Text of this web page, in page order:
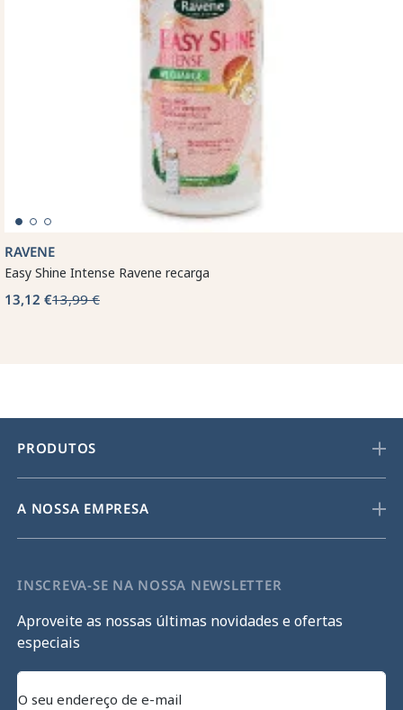
RAVENE
Easy Shine Intense Ravene recarga
13,12 €13,99 €
PRODUTOS
A NOSSA EMPRESA
INSCREVA-SE NA NOSSA NEWSLETTER
Aproveite as nossas últimas novidades e ofertas
especiais